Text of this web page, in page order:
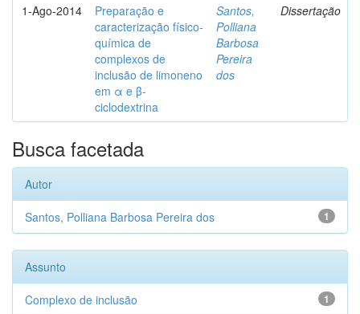
1-Ago-2014
Preparação e
caracterização físico-
química de
complexos de
inclusão de limoneno
em α e β-
ciclodextrina
Santos,
Polliana
Barbosa
Pereira
dos
Dissertação
Busca facetada
Autor
1
Santos, Polliana Barbosa Pereira dos
Assunto
1
Complexo de inclusão